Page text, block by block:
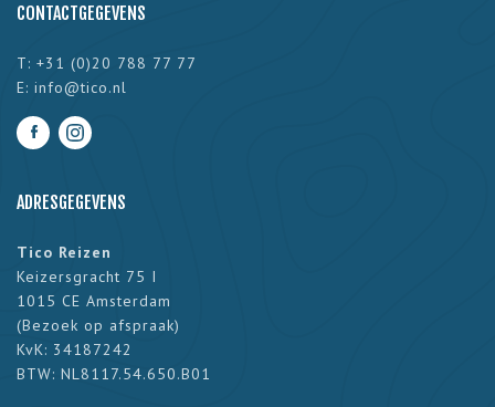
CONTACTGEGEVENS
T: +31 (0)20 788 77 77
E: info@tico.nl
ADRESGEGEVENS
Tico Reizen
Keizersgracht 75 I
1015 CE Amsterdam
(Bezoek op afspraak)
KvK: 34187242
BTW: NL8117.54.650.B01